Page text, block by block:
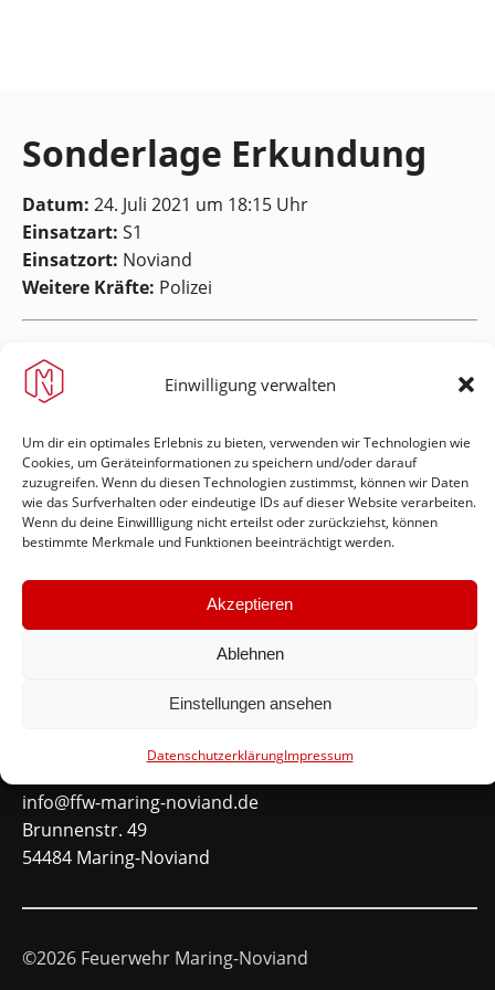
Einwilligung verwalten
Um dir ein optimales Erlebnis zu bieten, verwenden wir Technologien wie
Cookies, um Geräteinformationen zu speichern und/oder darauf
zuzugreifen. Wenn du diesen Technologien zustimmst, können wir Daten
wie das Surfverhalten oder eindeutige IDs auf dieser Website verarbeiten.
Wenn du deine Einwillligung nicht erteilst oder zurückziehst, können
bestimmte Merkmale und Funktionen beeinträchtigt werden.
Akzeptieren
Ablehnen
Einstellungen ansehen
DatenschutzerklärungImpressum
Sonderlage Erkundung
Datum: 24. Juli 2021 um 18:15 Uhr
Einsatzart: S1
Einsatzort: Noviand
Weitere Kräfte: Polizei
Feuerwehr Maring-Noviand
#immerda
Schnellinks
Instagram
info@ffw-maring-noviand.de
Brunnenstr. 49
54484 Maring-Noviand
©2026 Feuerwehr Maring-Noviand